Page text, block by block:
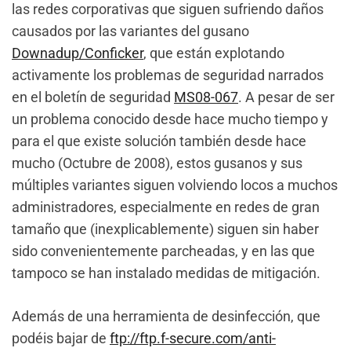
las redes corporativas que siguen sufriendo daños
causados por las variantes del gusano
Downadup/Conficker, que están explotando
activamente los problemas de seguridad narrados
en el boletín de seguridad MS08-067. A pesar de ser
un problema conocido desde hace mucho tiempo y
para el que existe solución también desde hace
mucho (Octubre de 2008), estos gusanos y sus
múltiples variantes siguen volviendo locos a muchos
administradores, especialmente en redes de gran
tamaño que (inexplicablemente) siguen sin haber
sido convenientemente parcheadas, y en las que
tampoco se han instalado medidas de mitigación.
Además de una herramienta de desinfección, que
podéis bajar de ftp://ftp.f-secure.com/anti-